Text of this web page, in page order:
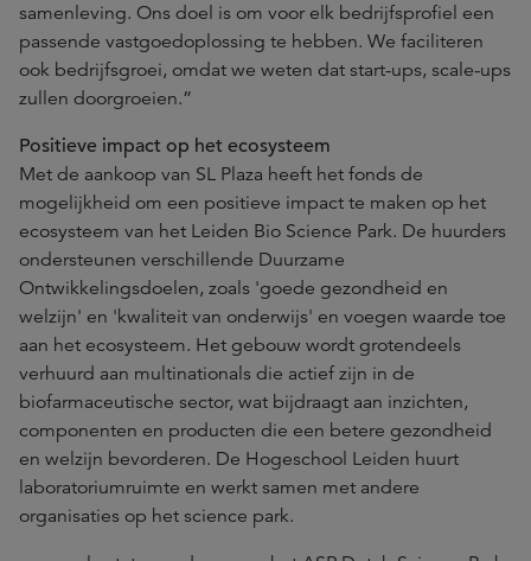
samenleving. Ons doel is om voor elk bedrijfsprofiel een
passende vastgoedoplossing te hebben. We faciliteren
ook bedrijfsgroei, omdat we weten dat start-ups, scale-ups
zullen doorgroeien.”
Positieve impact op het ecosysteem
Met de aankoop van SL Plaza heeft het fonds de
mogelijkheid om een positieve impact te maken op het
ecosysteem van het Leiden Bio Science Park. De huurders
ondersteunen verschillende Duurzame
Ontwikkelingsdoelen, zoals 'goede gezondheid en
welzijn' en 'kwaliteit van onderwijs' en voegen waarde toe
aan het ecosysteem. Het gebouw wordt grotendeels
verhuurd aan multinationals die actief zijn in de
biofarmaceutische sector, wat bijdraagt aan inzichten,
componenten en producten die een betere gezondheid
en welzijn bevorderen. De Hogeschool Leiden huurt
laboratoriumruimte en werkt samen met andere
organisaties op het science park.